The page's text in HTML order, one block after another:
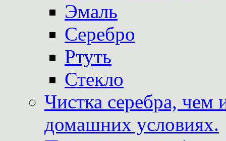
Эмаль
Серебро
Ртуть
Стекло
Чистка серебра, чем
домашних условиях.